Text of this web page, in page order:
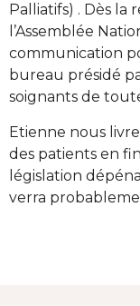
Palliatifs) . Dès la
l’Assemblée
communication
bureau présidé
soignants de
Etienne nous
des patients en
législation
verra